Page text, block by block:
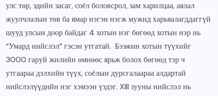
улс төр, эдийн засаг, соёл боловсрол, зам харилцаа, аялал
жуулчлалын төв ба ямар нэгэн нэгж мужид харьяалагддаггүй
шууд улсын доор байдаг 4 хотын нэг бөгөөд хотын нэр нь
“Умард нийслэл” гэсэн утгатай. Бээжин хотын түүхийг
3000 гаруй жилийн өмнөөс ярьж болох бөгөөд тэр ч
утгаараа дэлхийн түүх, соёлын дурсгалаараа алдартай
нийслэлүүдийн нэг хэмээн үздэг. XIII зууны нийслэл нь